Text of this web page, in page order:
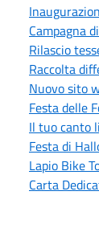
Campagna
Rilascio
Raccolta
Nuovo sito
Festa delle
Il tuo canto
Festa di
Lapio Bike
Carta